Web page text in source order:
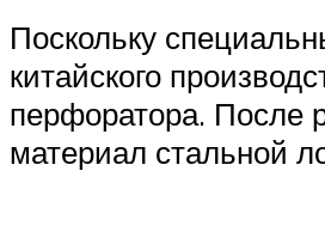
Поскольку
китайского
перфоратора. После
материал стальной